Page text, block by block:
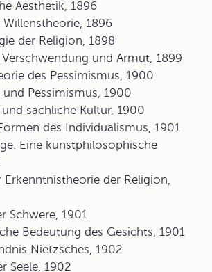
Aesthetik, 1896
Willenstheorie, 1896
der Religion, 1898
Verschwendung und Armut, 1899
des Pessimismus, 1900
und Pessimismus, 1900
sachliche Kultur, 1900
des Individualismus, 1901
Eine kunstphilosophische
Erkenntnistheorie der Religion,
Schwere, 1901
Bedeutung des Gesichts, 1901
Nietzsches, 1902
Seele, 1902